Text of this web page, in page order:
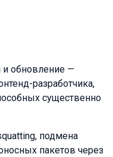
и обновление —
разработчика,
существенно
подмена
пакетов через